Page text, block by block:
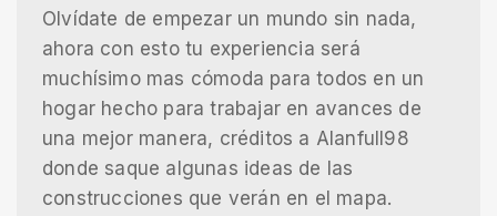
Olvídate de empezar un mundo sin nada,
ahora con esto tu experiencia será
muchísimo mas cómoda para todos en un
hogar hecho para trabajar en avances de
una mejor manera, créditos a Alanfull98
donde saque algunas ideas de las
construcciones que verán en el mapa.